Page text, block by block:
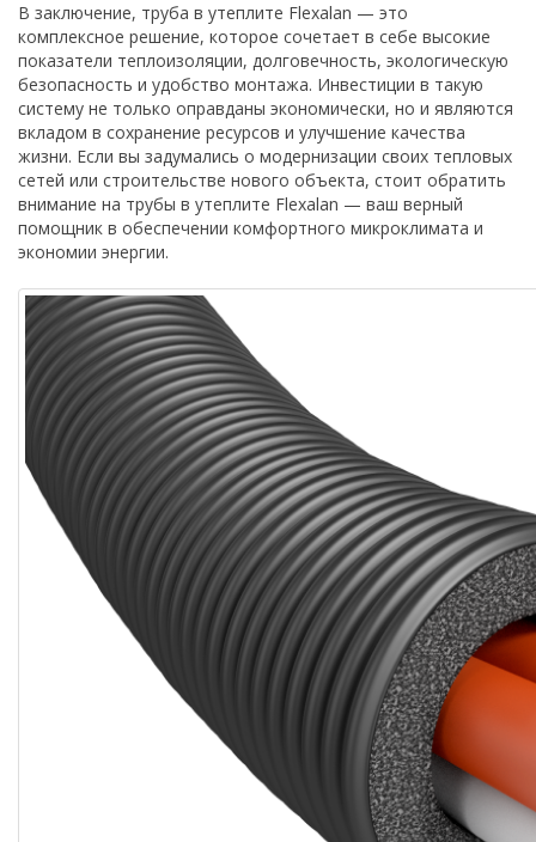
В заключение, труба в утеплите Flexalan — это
комплексное решение, которое сочетает в себе высокие
показатели теплоизоляции, долговечность, экологическую
безопасность и удобство монтажа. Инвестиции в такую
систему не только оправданы экономически, но и являются
вкладом в сохранение ресурсов и улучшение качества
жизни. Если вы задумались о модернизации своих тепловых
сетей или строительстве нового объекта, стоит обратить
внимание на трубы в утеплите Flexalan — ваш верный
помощник в обеспечении комфортного микроклимата и
экономии энергии.